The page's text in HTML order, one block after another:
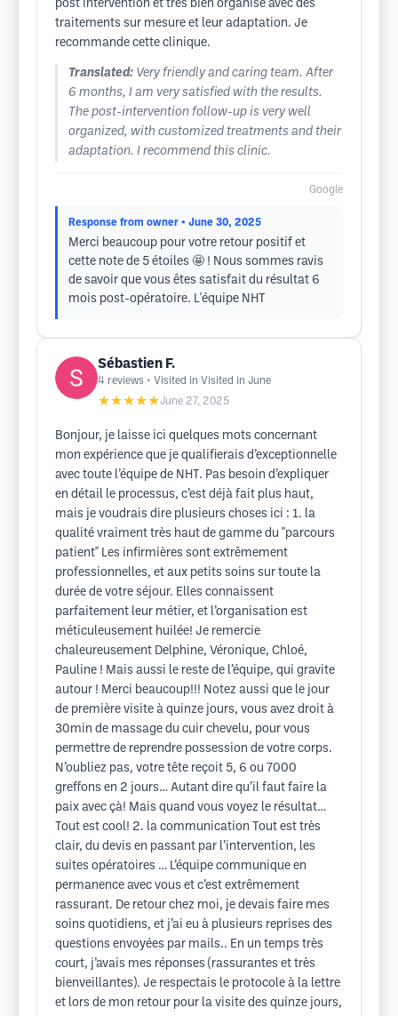
post intervention et très bien organisé avec des
traitements sur mesure et leur adaptation. Je
recommande cette clinique.
Translated: Very friendly and caring team. After
6 months, I am very satisfied with the results.
The post-intervention follow-up is very well
organized, with customized treatments and their
adaptation. I recommend this clinic.
Google
Response from owner • June 30, 2025
Merci beaucoup pour votre retour positif et
cette note de 5 étoiles 🤩 ! Nous sommes ravis
de savoir que vous êtes satisfait du résultat 6
mois post-opératoire. L'équipe NHT
Sébastien F.
4 reviews • Visited in Visited in June
★★★★★June 27, 2025
Bonjour, je laisse ici quelques mots concernant
mon expérience que je qualifierais d’exceptionnelle
avec toute l’équipe de NHT. Pas besoin d’expliquer
en détail le processus, c’est déjà fait plus haut,
mais je voudrais dire plusieurs choses ici : 1. la
qualité vraiment très haut de gamme du "parcours
patient" Les infirmières sont extrêmement
professionnelles, et aux petits soins sur toute la
durée de votre séjour. Elles connaissent
parfaitement leur métier, et l’organisation est
méticuleusement huilée! Je remercie
chaleureusement Delphine, Véronique, Chloé,
Pauline ! Mais aussi le reste de l’équipe, qui gravite
autour ! Merci beaucoup!!! Notez aussi que le jour
de première visite à quinze jours, vous avez droit à
30min de massage du cuir chevelu, pour vous
permettre de reprendre possession de votre corps.
N’oubliez pas, votre tête reçoit 5, 6 ou 7000
greffons en 2 jours… Autant dire qu’il faut faire la
paix avec çà! Mais quand vous voyez le résultat…
Tout est cool! 2. la communication Tout est très
clair, du devis en passant par l’intervention, les
suites opératoires … L’équipe communique en
permanence avec vous et c’est extrêmement
rassurant. De retour chez moi, je devais faire mes
soins quotidiens, et j’ai eu à plusieurs reprises des
questions envoyées par mails.. En un temps très
court, j’avais mes réponses (rassurantes et très
bienveillantes). Je respectais le protocole à la lettre
et lors de mon retour pour la visite des quinze jours,